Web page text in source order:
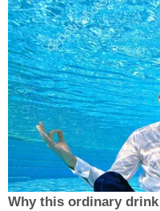
Why this ordinary